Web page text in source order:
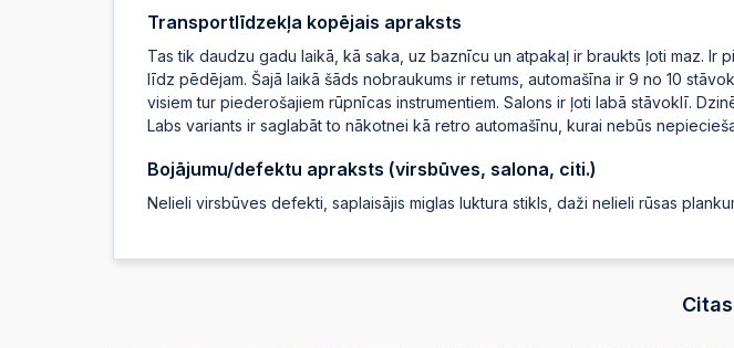
Transportlīdzekļa kopējais apraksts
Tas tik daudzu gadu laikā, kā saka, uz baznīcu un atpakaļ ir braukts ļoti maz.
līdz pēdējam. Šajā laikā šāds nobraukums ir retums, automašīna ir 9 no 10
visiem tur piederošajiem rūpnīcas instrumentiem. Salons ir ļoti labā stāvoklī.
Labs variants ir saglabāt to nākotnei kā retro automašīnu, kurai nebūs
Bojājumu/defektu apraksts (virsbūves, salona, citi.)
Nelieli virsbūves defekti, saplaisājis miglas luktura stikls, daži nelieli rūsas